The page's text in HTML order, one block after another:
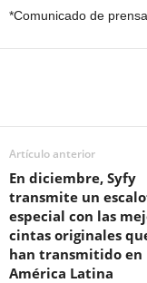
*Comunicado de prensa
Artículo anterior
En diciembre, Syfy
transmite un
especial con las
cintas originales
han transmitido en
América Latina